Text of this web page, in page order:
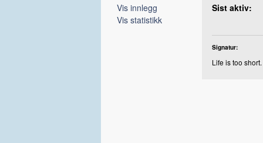
Vis innlegg
Vis statistikk
Sist aktiv:
Signatur:
Life is too